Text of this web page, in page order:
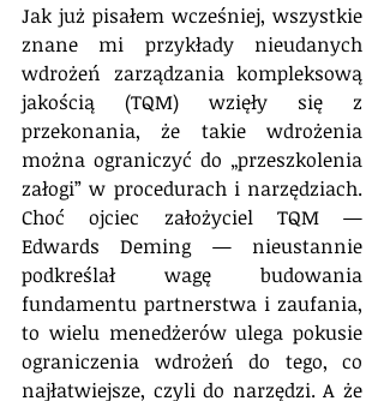
Jak już pisałem wcześniej, wszystkie
znane mi przykłady nieudanych
wdrożeń zarządzania kompleksową
jakością (TQM) wzięły się z
przekonania, że takie wdrożenia
można ograniczyć do „przeszkolenia
załogi” w procedurach i narzędziach.
Choć ojciec założyciel TQM —
Edwards Deming — nieustannie
podkreślał wagę budowania
fundamentu partnerstwa i zaufania,
to wielu menedżerów ulega pokusie
ograniczenia wdrożeń do tego, co
najłatwiejsze, czyli do narzędzi. A że